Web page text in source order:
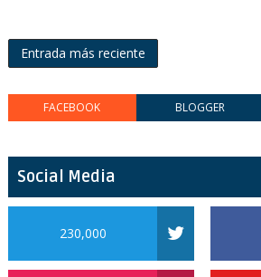
Entrada más reciente
FACEBOOK BLOGGER
Social Media
230,000